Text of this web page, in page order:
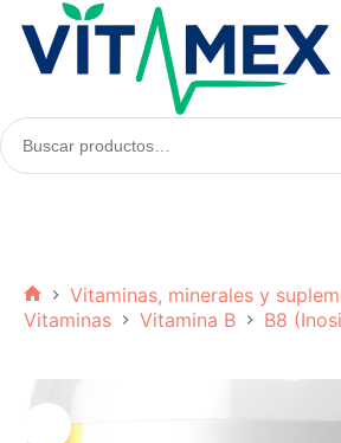
contenido
Buscar
productos:
Inicio
Vitaminas, minerales y
Vitaminas
Vitamina B B8